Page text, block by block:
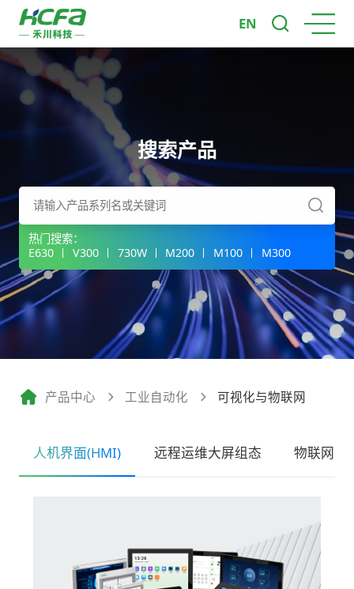
EN
搜索产品
热门搜索：
E630
V300 730W M200 M100 M300
产品中心 工业自动化 可视化与物联网
人机界面(HMI) 远程运维大屏组态 物联网